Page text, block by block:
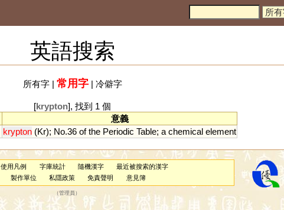
英語搜索
所有字| 常用字| 冷僻字
[krypton], 找到 1 個
意義
krypton (Kr); No.36 of the Periodic Table; a chemical element
使用凡例 字庫統計 隨機漢字
最近被搜索的漢字
製作單位 私隱政策 免責聲明 意見簿
（管理員 ）